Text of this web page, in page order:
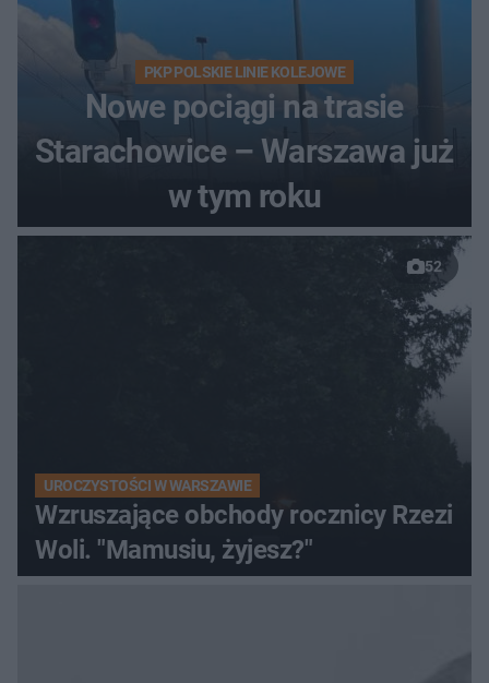
PKP POLSKIE LINIE KOLEJOWE
Nowe pociągi na trasie
Starachowice – Warszawa już
w tym roku
52
UROCZYSTOŚCI W WARSZAWIE
Wzruszające obchody rocznicy Rzezi
Woli. "Mamusiu, żyjesz?"